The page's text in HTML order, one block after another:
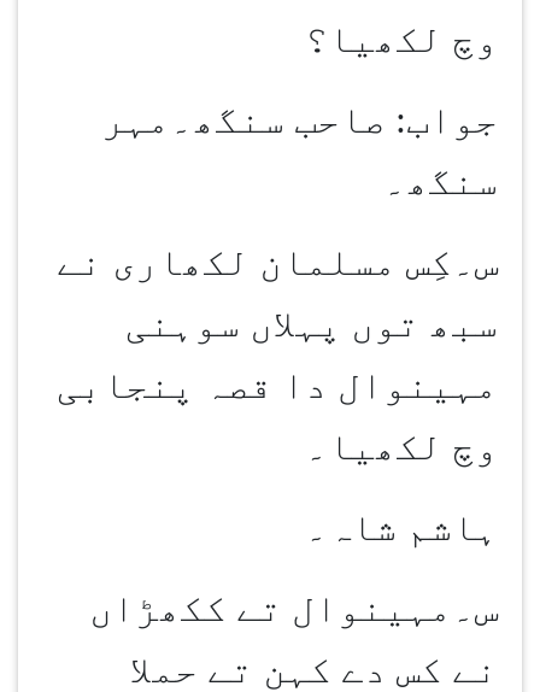
وچ لکھیا؟
جواب: صاحب سنگھ۔مہر
سنگھ۔
س۔کِس مسلمان لکھاری نے
سبھ توں پہلاں سوہنی
مہینوال دا قصہ پنجابی
وچ لکھیا۔
ہاشم شاہ۔
س۔مہینوال تے ککھڑاں
نے کس دے کہن تے حملا